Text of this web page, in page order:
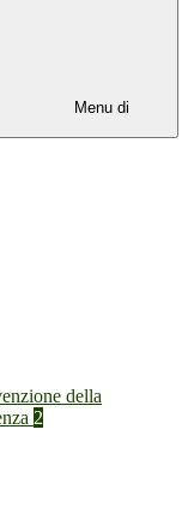
Menu di
della
2